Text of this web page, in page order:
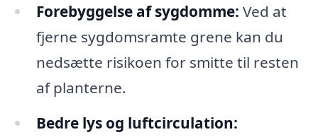
Forebyggelse af sygdomme: Ved at
fjerne sygdomsramte grene kan du
nedsætte risikoen for smitte til resten
af planterne.
Bedre lys og luftcirculation: